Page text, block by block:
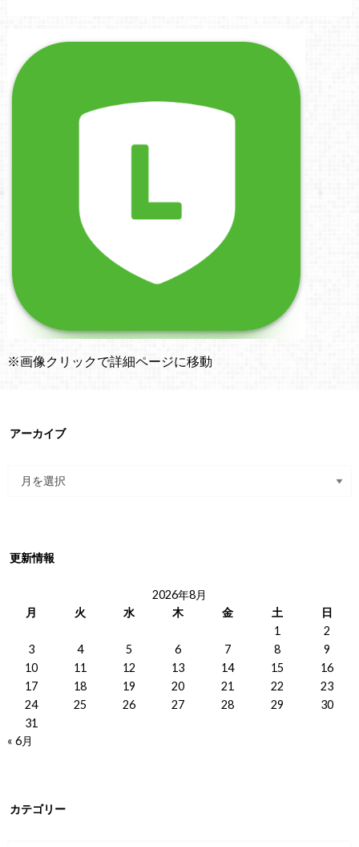
※画像クリックで詳細ページに移動
アーカイブ
更新情報
2026年8月
月
火 水 木 金 土
日
1
2
3
4 5 6 7 8
9
10
11 12 13 14 15
16
17
18 19 20 21 22
23
24
25 26 27 28 29
30
31
« 6月
カテゴリー